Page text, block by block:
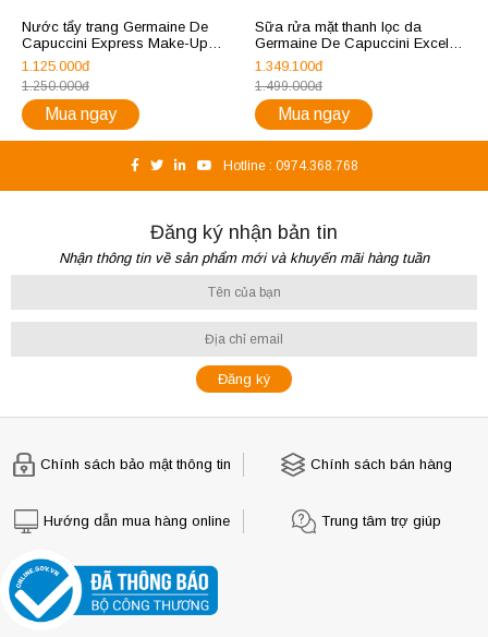
Nước tẩy trang Germaine De
Capuccini Express Make-Up
Removal Water
1.125.000đ
1.250.000đ
Mua ngay
Sữa rửa mặt thanh lọc da
Germaine De Capuccini Excel
Therapy O2 Comfort
Youthfulness Cleansing Milk
1.349.100đ
1.499.000đ
Mua ngay
Hotline : 0974.368.768
Đăng ký nhận bản tin
Nhận thông tin về sản phẩm mới và khuyến mãi hàng tuần
Chính sách bảo mật thông tin Chính sách bán hàng
Hướng dẫn mua hàng online Trung tâm trợ giúp